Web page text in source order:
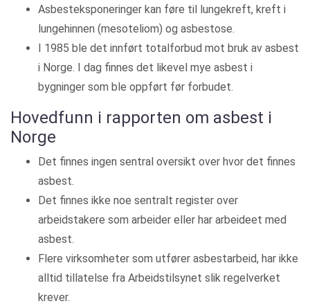
Asbesteksponeringer kan føre til lungekreft, kreft i
lungehinnen (mesoteliom) og asbestose.
I 1985 ble det innført totalforbud mot bruk av asbest
i Norge. I dag finnes det likevel mye asbest i
bygninger som ble oppført før forbudet.
Hovedfunn i rapporten om asbest i
Norge
Det finnes ingen sentral oversikt over hvor det finnes
asbest.
Det finnes ikke noe sentralt register over
arbeidstakere som arbeider eller har arbeideet med
asbest.
Flere virksomheter som utfører asbestarbeid, har ikke
alltid tillatelse fra Arbeidstilsynet slik regelverket
krever.